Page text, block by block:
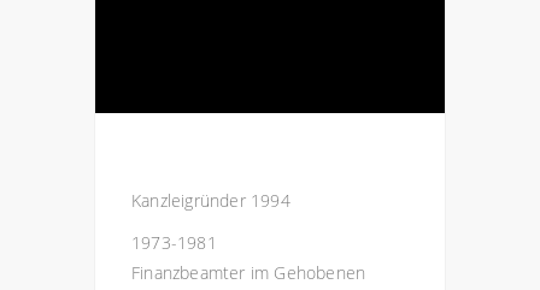
Kanzleigründer 1994
1973-1981
Finanzbeamter im Gehobenen